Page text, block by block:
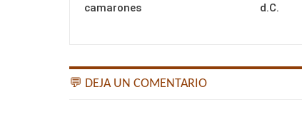
camarones
d.C.
💬 DEJA UN COMENTARIO